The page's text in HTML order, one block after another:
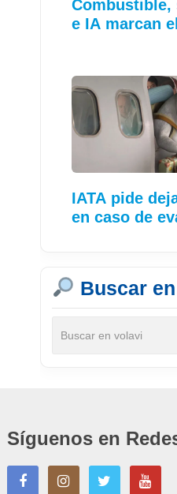
Combustible,
e IA marcan
IATA pide
en caso de
Buscar
Síguenos en